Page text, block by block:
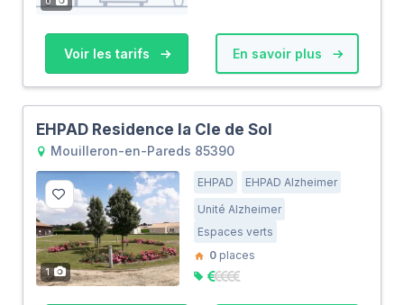
Voir les tarifs En savoir plus
EHPAD Residence la Cle de Sol
Mouilleron-en-Pareds 85390
1
EHPAD
EHPAD Alzheimer
Unité Alzheimer
Espaces verts
0 places